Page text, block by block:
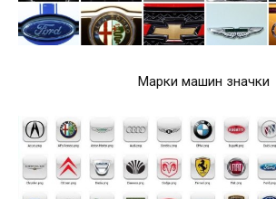
Марки машин значки